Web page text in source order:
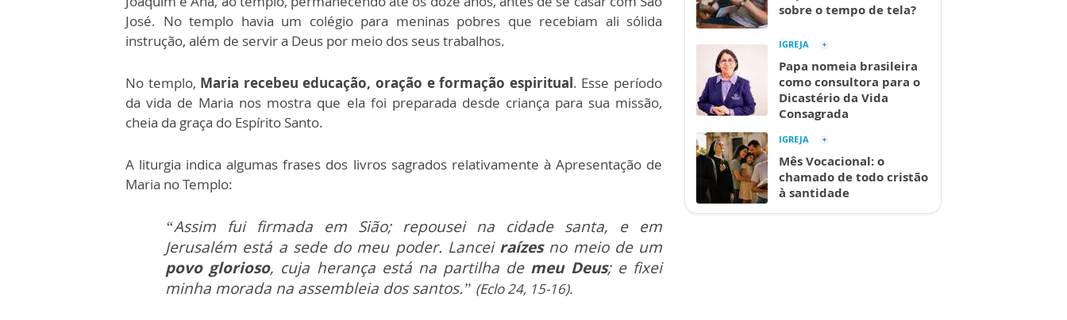
José. No templo havia um colégio para meninas pobres que recebiam ali sólida
instrução, além de servir a Deus por meio dos seus trabalhos.
No templo, Maria recebeu educação, oração e formação espiritual. Esse período
da vida de Maria nos mostra que ela foi preparada desde criança para sua missão,
cheia da graça do Espírito Santo.
A liturgia indica algumas frases dos livros sagrados relativamente à Apresentação de
Maria no Templo:
“Assim fui firmada em Sião; repousei na cidade santa, e em
Jerusalém está a sede do meu poder. Lancei raízes no meio de um
povo glorioso, cuja herança está na partilha de meu Deus; e fixei
minha morada na assembleia dos santos.” (Eclo 24, 15-16).
sobre o tempo de tela?
IGREJA
Papa nomeia brasileira
como consultora para o
Dicastério da Vida
Consagrada
IGREJA
Mês Vocacional: o
chamado de todo cristão
à santidade